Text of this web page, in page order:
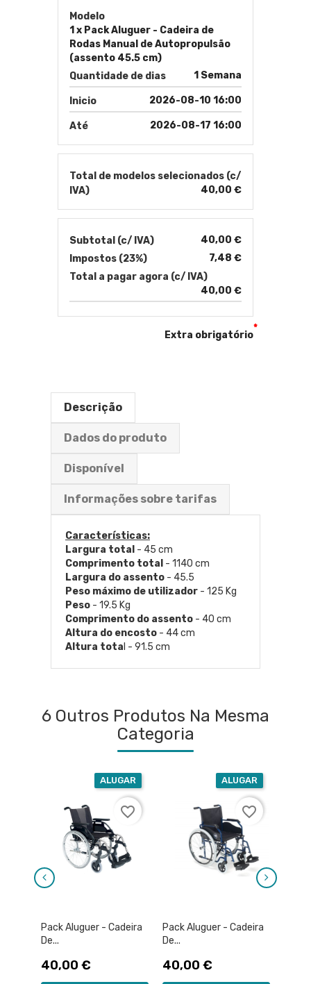
Modelo
1 x Pack Aluguer - Cadeira de
Rodas Manual de Autopropulsão
(assento 45.5 cm)
Quantidade de dias
1 Semana
Inicio 2026-08-10 16:00
Até 2026-08-17 16:00
Total de modelos selecionados (c/
IVA)
40,00 €
Subtotal (c/ IVA)
40,00 €
Impostos (23%)
7,48 €
Total a pagar agora (c/ IVA)
40,00 €
Extra obrigatório
*
Descrição
Dados do produto
Disponível
Informações sobre tarifas
Características:
Largura total - 45 cm
Comprimento total - 1140 cm
Largura do assento - 45.5
Peso máximo de utilizador - 125 Kg
Peso - 19.5 Kg
Comprimento do assento - 40 cm
Altura do encosto - 44 cm
Altura tota l - 91.5 cm
6 Outros Produtos Na Mesma
Categoria
ALUGAR
favorite_border
Pack Aluguer - Cadeira
De...
Preço
40,00 €
ALUGAR
favorite_border
Pack Aluguer - Cadeira
De...
Preço
40,00 €